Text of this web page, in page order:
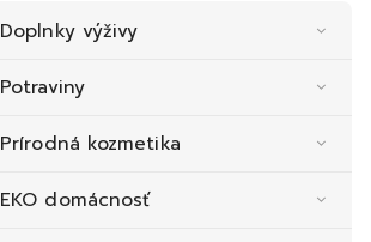
Doplnky výživy
Potraviny
Prírodná kozmetika
EKO domácnosť